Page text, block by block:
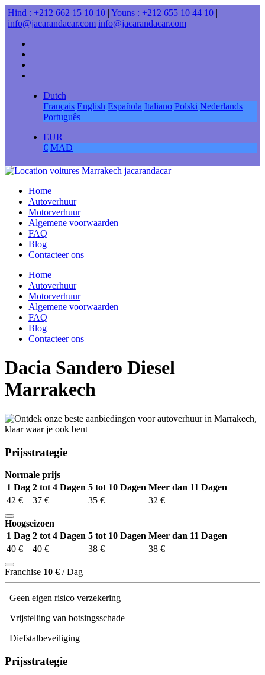
Hind : +212 662 15 10 10 | Youns : +212 655 10 44 10 |
info@jacarandacar.com info@jacarandacar.com
Dutch
Français English Española Italiano Polski Nederlands
Português
EUR
€ MAD
Home
Autoverhuur
Motorverhuur
Algemene voorwaarden
FAQ
Blog
Contacteer ons
Home
Autoverhuur
Motorverhuur
Algemene voorwaarden
FAQ
Blog
Contacteer ons
Dacia Sandero Diesel
Marrakech
Prijsstrategie
Normale prijs
1 Dag 2 tot 4 Dagen 5 tot 10 Dagen Meer dan 11 Dagen
42 €
37 € 35 € 32 €
Hoogseizoen
1 Dag 2 tot 4 Dagen 5 tot 10 Dagen Meer dan 11 Dagen
40 €
40 € 38 € 38 €
Franchise 10 € / Dag
Geen eigen risico verzekering
Vrijstelling van botsingsschade
Diefstalbeveiliging
Prijsstrategie